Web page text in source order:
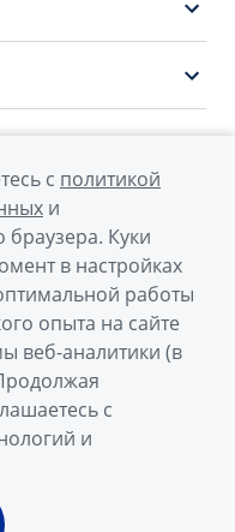
данных
с политикой
и
Куки
в настройках
работы
опыта на сайте
веб-аналитики (в
с
и